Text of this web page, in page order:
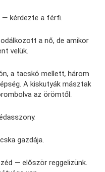
— kérdezte a férfi.
a nő, de amikor
velük.
a tacskó mellett, három
A kiskutyák másztak
az örömtől.
gazdája.
— először reggelizünk.